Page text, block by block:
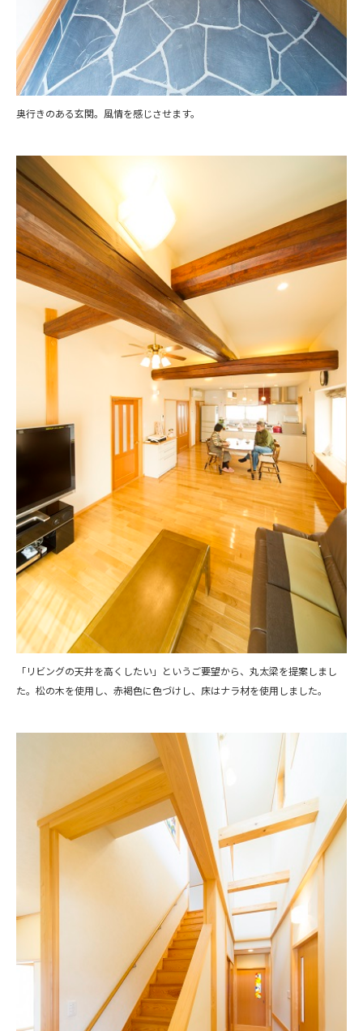
奥行きのある玄関。風情を感じさせます。
「リビングの天井を高くしたい」というご要望から、丸太梁を提案しまし
た。松の木を使用し、赤褐色に色づけし、床はナラ材を使用しました。